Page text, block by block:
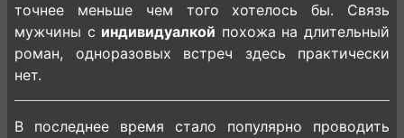
точнее меньше чем того хотелось бы. Связь
мужчины с индивидуалкой похожа на длительный
роман, одноразовых встреч здесь практически
нет.
В последнее время стало популярно проводить